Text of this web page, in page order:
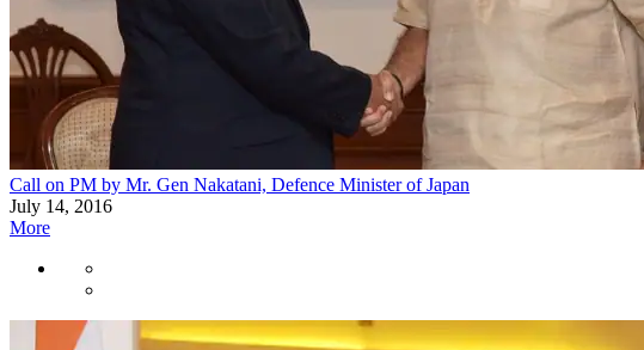
Call on PM by Mr. Gen Nakatani, Defence Minister of Japan
July 14, 2016
More